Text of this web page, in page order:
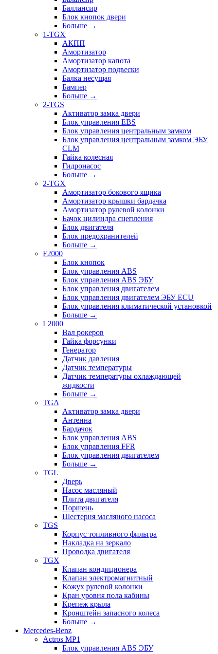
Баллансир
Блок кнопок двери
Больше →
1-TGX
АКПП
Амортизатор
Амортизатор капота
Амортизатор подвески
Балка несущая
Бампер
Больше →
2-TGS
Активатор замка двери
Блок управления EBS
Блок управления центральным замком
Блок управления центральным замком ЭБУ
CLM
Гайка колесная
Гидронасос
Больше →
2-TGX
Амортизатор бокового ящика
Амортизатор крышки бардачка
Амортизатор рулевой колонки
Бачок цилиндра сцепления
Блок двигателя
Блок предохранителей
Больше →
F2000
Блок кнопок
Блок управления ABS
Блок управления ABS ЭБУ
Блок управления двигателем
Блок управления двигателем ЭБУ ECU
Блок управления климатической установкой
Больше →
L2000
Вал рокеров
Гайка форсунки
Генератор
Датчик давления
Датчик температуры
Датчик температуры охлаждающей
жидкости
Больше →
TGA
Активатор замка двери
Антенна
Бардачок
Блок управления ABS
Блок управления FFR
Блок управления двигателем
Больше →
TGL
Дверь
Насос масляный
Плита двигателя
Поршень
Шестерня масляного насоса
TGS
Корпус топливного фильтра
Накладка на зеркало
Проводка двигателя
TGX
Клапан кондиционера
Клапан электромагнитный
Кожух рулевой колонки
Кран уровня пола кабины
Крепеж крыла
Кронштейн запасного колеса
Больше →
Mercedes-Benz
Actros MP1
Блок управления ABS ЭБУ